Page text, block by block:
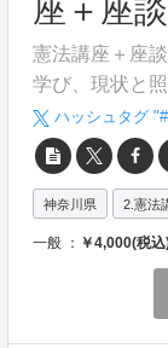
座＋座談
憲法講座＋座
学び、現状と
ハッシュタグ "#
神奈川県 2.憲法
一般 ： ￥4,000(税